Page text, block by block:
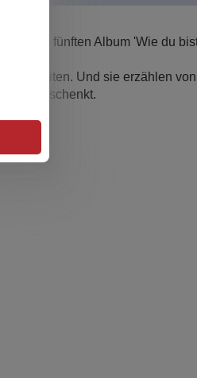
ihrem fünften Album 'Wie du
Zeiten. Und sie erzählen
schenkt.